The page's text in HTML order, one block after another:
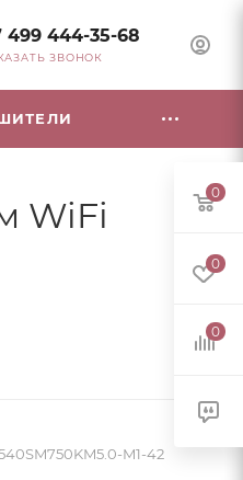
499 444-35-68
ЗВОНОК
WiFi
M1-42
0
0
0